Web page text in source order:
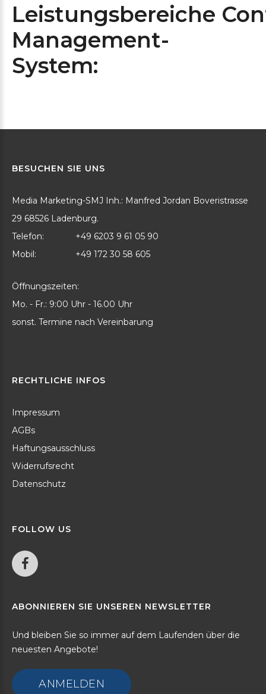
Leistungsbereiche
Management-
System:
BESUCHEN SIE UNS
Media Marketing-SMJ Inh.: Manfred Jordan Boveristrasse
29 68526 Ladenburg.
Telefon:
+49 6203 9 61 05 90
Mobil:
+49 172 30 58 605
Öffnungszeiten:
Mo. - Fr.: 9:00 Uhr - 16.00 Uhr
sonst. Termine nach Vereinbarung
RECHTLICHE INFOS
Impressum
AGBs
Haftungsausschluss
Widerrufsrecht
Datenschutz
FOLLOW US
ABONNIEREN SIE UNSEREN NEWSLETTER
Und bleiben Sie so immer auf dem Laufenden über die
neuesten Angebote!
ANMELDEN